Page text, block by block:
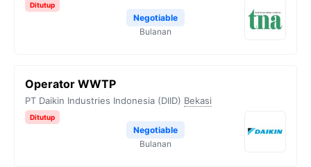
Ditutup
Negotiable
Bulanan
Operator WWTP
PT Daikin Industries Indonesia (DIID) Bekasi
Ditutup
Negotiable
Bulanan